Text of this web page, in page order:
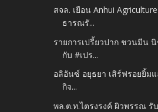
สจล. เยือน Anhui
ธารณรั...
รายการเปรี้ยวปาก ชวนมีน
กับ #เปร...
อลิอันซ์ อยุธยา เสิร์ฟรอยยิ้ม
กิจ...
พล.ต.ท.ไตรงรงค์ ผิวพรรณ รั